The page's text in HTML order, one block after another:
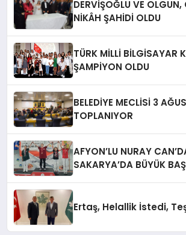
DERVİŞOĞLU VE
NİKÂH ŞAHİDİ OLDU
TÜRK MİLLİ BİLGİSAYAR
ŞAMPİYON OLDU
BELEDİYE MECLİSİ 3
TOPLANIYOR
AFYON’LU NURAY
SAKARYA’DA BÜYÜK
Ertaş, Helallik İstedi,